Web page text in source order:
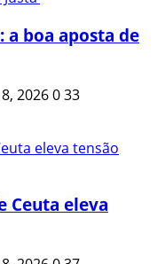
a boa aposta de
2026033
Ceuta eleva